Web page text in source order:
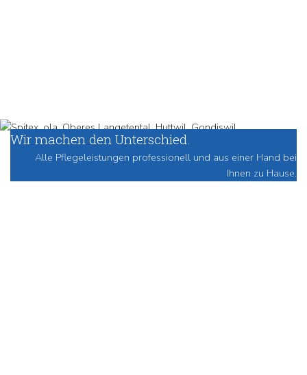
Wir machen den Unterschied.
Alle Pflegeleistungen professionell und aus einer Hand bei
Ihnen zu Hause.